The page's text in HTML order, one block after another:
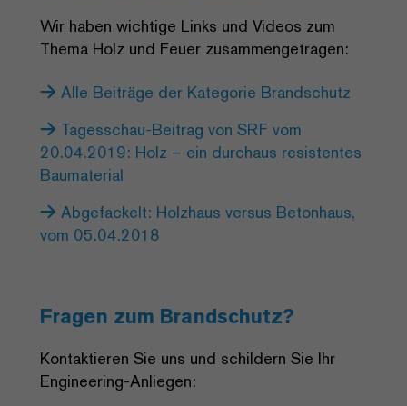
Wir haben wichtige Links und Videos zum
Thema Holz und Feuer zusammengetragen:
Alle Beiträge der Kategorie Brandschutz
Tagesschau-Beitrag von SRF vom
20.04.2019: Holz – ein durchaus resistentes
Baumaterial
Abgefackelt: Holzhaus versus Betonhaus,
vom 05.04.2018
Fragen zum Brandschutz?
Kontaktieren Sie uns und schildern Sie Ihr
Engineering-Anliegen: